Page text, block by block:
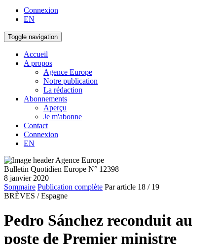
Connexion
EN
Toggle navigation
Accueil
A propos
Agence Europe
Notre publication
La rédaction
Abonnements
Aperçu
Je m'abonne
Contact
Connexion
EN
Bulletin Quotidien Europe N° 12398
8 janvier 2020
Sommaire Publication complète Par article 18 / 19
BRÈVES / Espagne
Pedro Sánchez reconduit au
poste de Premier ministre